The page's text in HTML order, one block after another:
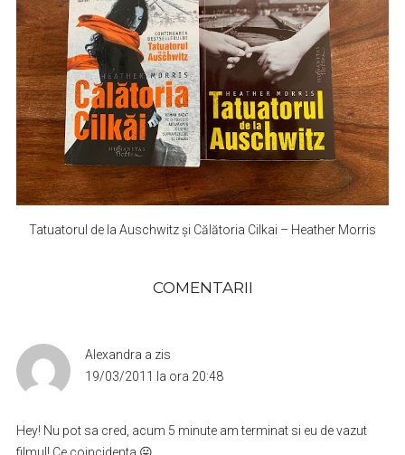
Tatuatorul de la Auschwitz și Călătoria Cilkai – Heather Morris
COMENTARII
Alexandra a zis
19/03/2011 la ora 20:48
Hey! Nu pot sa cred, acum 5 minute am terminat si eu de vazut